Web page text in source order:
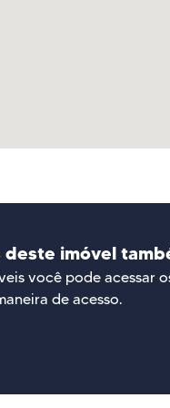
imóvel
você pode acessar
de acesso.